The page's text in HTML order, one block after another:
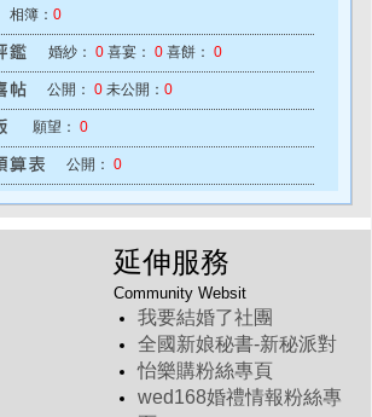
相簿： 0
婚紗： 0 喜宴： 0 喜餅： 0
公開： 0 未公開： 0
願望： 0
公開： 0
延伸服務
Community Websit
我要結婚了社團
全國新娘秘書-新秘派對
怡樂購粉絲專頁
wed168婚禮情報粉絲專